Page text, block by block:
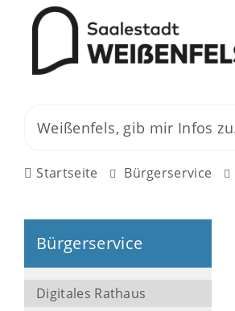
Startseite Bürgerservice
Bürgerservice
Digitales Rathaus